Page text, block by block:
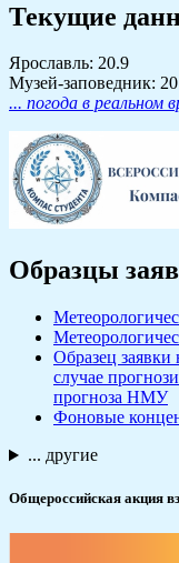
Текущие
Ярославль: 20.9
Музей-заповедник: 20
... погода в реальном
Образцы
Образец заявки
случае
прогноза НМУ
Фоновые
... другие
Общероссийская акция